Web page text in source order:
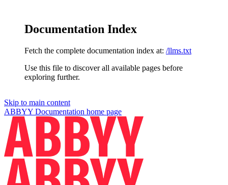
Documentation Index
Fetch the complete documentation index at: /llms.txt
Use this file to discover all available pages before
exploring further.
Skip to main content
ABBYY Documentation home page